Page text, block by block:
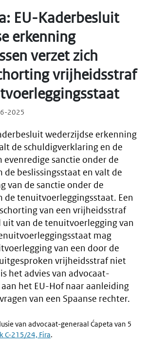
EU-Kaderbesluit
erkenning
verzet zich
vrijheidsstraf
2025
wederzijdse erkenning
de schuldigverklaring en de
evenredige sanctie onder de
de beslissingsstaat en valt de
van de sanctie onder de
de tenuitvoerleggingsstaat. Een
van een vrijheidsstraf
uit van de tenuitvoerlegging van
mag
van een door de
vrijheidsstraf niet
het advies van advocaat-
het EU-Hof naar aanleiding
van een Spaanse rechter.
van advocaat-generaal Ćapeta van 5
C-215/24, Fira.